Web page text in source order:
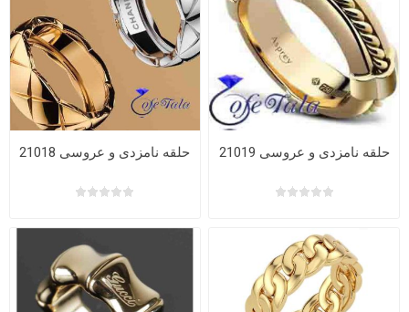
حلقه نامزدی و عروسی 21018 حلقه نامزدی و عروسی 21019